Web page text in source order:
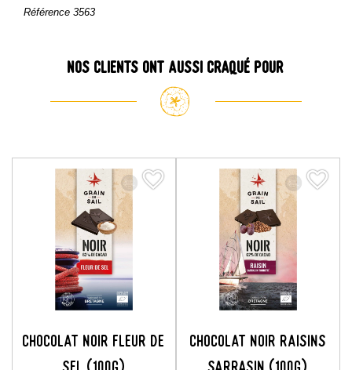
Référence 3563
Nos clients ont aussi craqué pour
Chocolat Noir Fleur De
favorite_border
favorite_border
Chocolat Noir Raisins
favorite_border
favorite_border